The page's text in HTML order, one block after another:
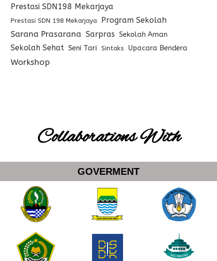
Prestasi SDN198 Mekarjaya
Prestasi SDN 198 Mekarjaya
Program Sekolah
Sarana Prasarana Sarpras Sekolah Aman
Sekolah Sehat Seni Tari Sintaks Upacara Bendera
Workshop
Collaborations With
GOVERMENT